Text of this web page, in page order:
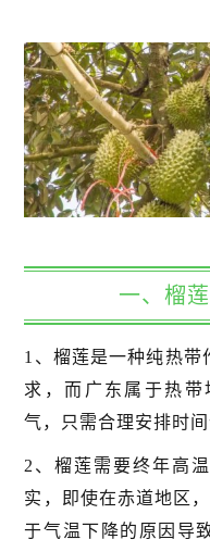
一、榴
1、榴莲是一种纯热带
求，而广东属于热
气，只需合理安排时间
2、榴莲需要终年高
实，即使在赤道地区
于气温下降的原因导